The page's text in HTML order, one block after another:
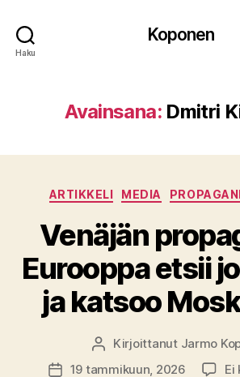
Haku
Koponen
Avainsana: Dmitri
ARTIKKELI MEDIA
Venäjän
Eurooppa etsii
ja katsoo
Kirjoittaja
Kirjoittanut Jarmo
Julkaisupäivämäärä
19 tammikuun, 2026 Ei